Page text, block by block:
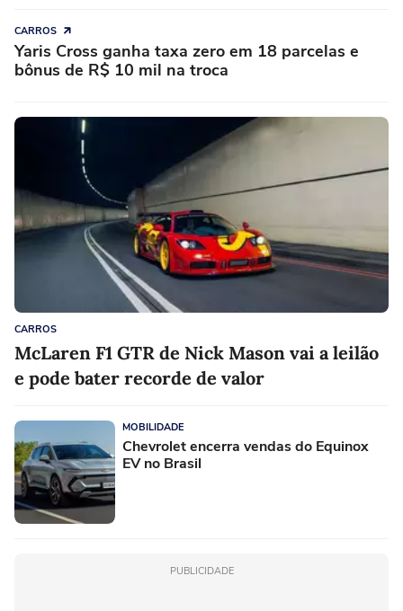
CARROS
Yaris Cross ganha taxa zero em 18 parcelas e
bônus de R$ 10 mil na troca
CARROS
McLaren F1 GTR de Nick Mason vai a leilão
e pode bater recorde de valor
MOBILIDADE
Chevrolet encerra vendas do Equinox
EV no Brasil
PUBLICIDADE